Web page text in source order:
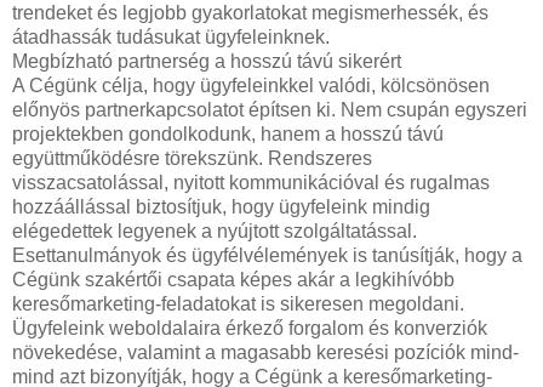
trendeket és legjobb gyakorlatokat megismerhessék, és
átadhassák tudásukat ügyfeleinknek.
Megbízható partnerség a hosszú távú sikerért
A Cégünk célja, hogy ügyfeleinkkel valódi, kölcsönösen
előnyös partnerkapcsolatot építsen ki. Nem csupán egyszeri
projektekben gondolkodunk, hanem a hosszú távú
együttműködésre törekszünk. Rendszeres
visszacsatolással, nyitott kommunikációval és rugalmas
hozzáállással biztosítjuk, hogy ügyfeleink mindig
elégedettek legyenek a nyújtott szolgáltatással.
Esettanulmányok és ügyfélvélemények is tanúsítják, hogy a
Cégünk szakértői csapata képes akár a legkihívóbb
keresőmarketing-feladatokat is sikeresen megoldani.
Ügyfeleink weboldalaira érkező forgalom és konverziók
növekedése, valamint a magasabb keresési pozíciók mind-
mind azt bizonyítják, hogy a Cégünk a keresőmarketing-